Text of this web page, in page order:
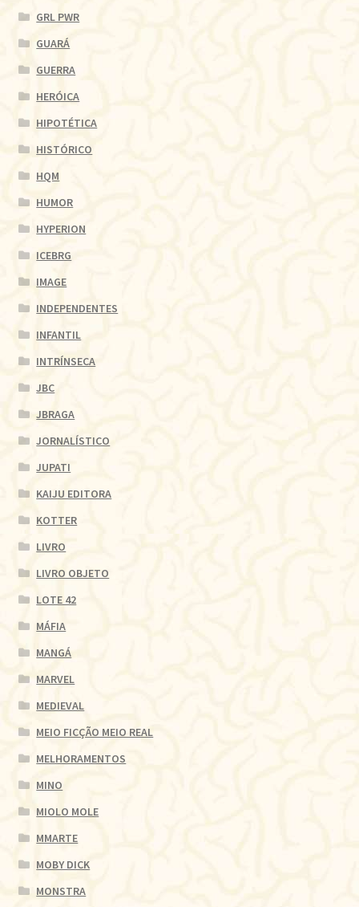
GRL PWR
GUARÁ
GUERRA
HERÓICA
HIPOTÉTICA
HISTÓRICO
HQM
HUMOR
HYPERION
ICEBRG
IMAGE
INDEPENDENTES
INFANTIL
INTRÍNSECA
JBC
JBRAGA
JORNALÍSTICO
JUPATI
KAIJU EDITORA
KOTTER
LIVRO
LIVRO OBJETO
LOTE 42
MÁFIA
MANGÁ
MARVEL
MEDIEVAL
MEIO FICÇÃO MEIO REAL
MELHORAMENTOS
MINO
MIOLO MOLE
MMARTE
MOBY DICK
MONSTRA